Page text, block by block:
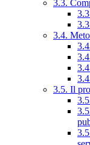
3.3.
3.4.
3.5. Il